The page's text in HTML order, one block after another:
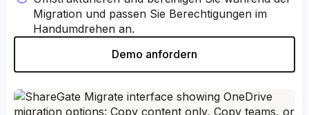
Migration und passen Sie Berechtigungen im
Handumdrehen an.
Demo anfordern